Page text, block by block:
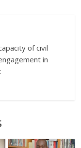
of civil
in